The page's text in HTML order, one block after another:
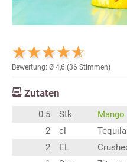
Bewertung: Ø 4,6 (36 Stimmen)
Zutaten
0.5 Stk
Mango
2
cl
Tequila
2
EL